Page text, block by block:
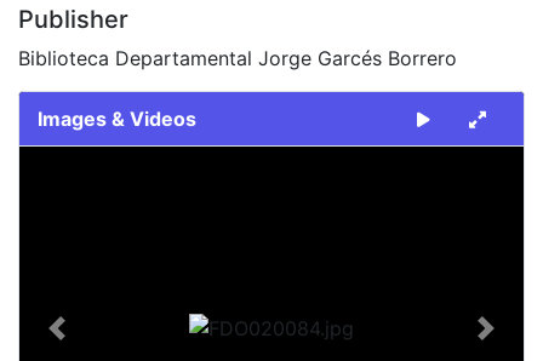
Publisher
Biblioteca Departamental Jorge Garcés Borrero
Images & Videos
Previous Next